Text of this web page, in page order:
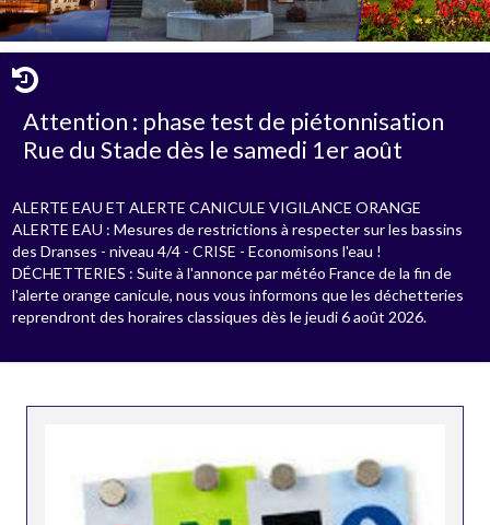
Attention : phase test de piétonnisation
Rue du Stade dès le samedi 1er août
ALERTE EAU ET ALERTE CANICULE VIGILANCE ORANGE
ALERTE EAU : Mesures de restrictions à respecter sur les bassins
des Dranses - niveau 4/4 - CRISE - Economisons l'eau !
DÉCHETTERIES : Suite à l'annonce par météo France de la fin de
l'alerte orange canicule, nous vous informons que les déchetteries
reprendront des horaires classiques dès le jeudi 6 août 2026.